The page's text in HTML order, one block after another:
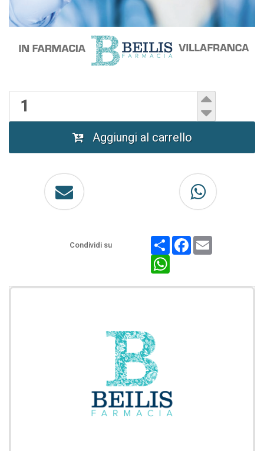
Aggiungi al carrello
Condividi su
Share Facebook
Email
WhatsApp